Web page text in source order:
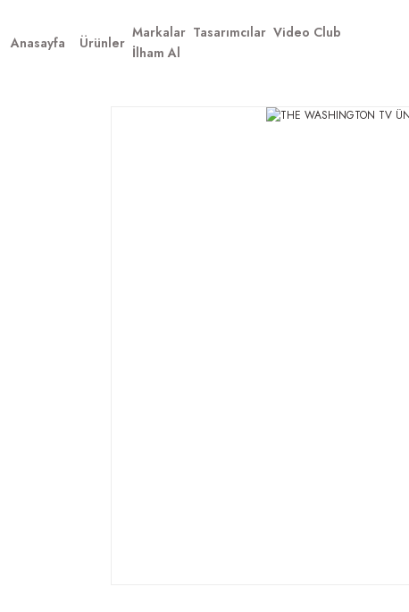
Anasayfa
Ürünler
Markalar Tasarımcılar Video Club
İlham Al